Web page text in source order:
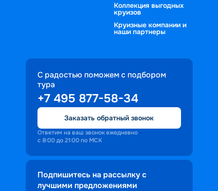
Коллекция выгодных
круизов
Круизные компании и
наши партнеры
С радостью поможем с подбором
тура
+7 495 877-58-34
Заказать обратный звонок
Ответим на ваш звонок ежедневно
с 8:00 до 21:00 по МСК
Подпишитесь на рассылку с
лучшими предложениями